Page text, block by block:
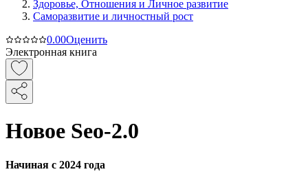
Здоровье, Отношения и Личное развитие
Саморазвитие и личностный рост
0.00Оценить
Электронная книга
Новое Seo-2.0
Начиная с 2024 года